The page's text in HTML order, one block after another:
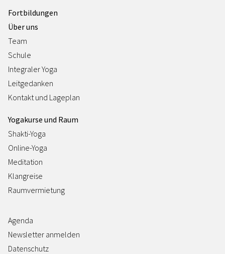
Fortbildungen
Über uns
Team
Schule
Integraler Yoga
Leitgedanken
Kontakt und Lageplan
Yogakurse und Raum
Shakti-Yoga
Online-Yoga
Meditation
Klangreise
Raumvermietung
Agenda
Newsletter anmelden
Datenschutz